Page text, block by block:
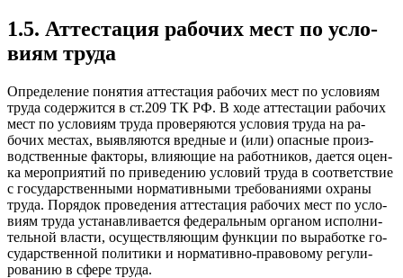
1.5. Ат­теста­ция ра­бочих мест по ус­ло­
ви­ям тру­да
Оп­ре­деле­ние по­нятия ат­теста­ция ра­бочих мест по ус­ло­ви­ям
тру­да со­дер­жится в ст.209 ТК РФ. В хо­де ат­теста­ции ра­бочих
мест по ус­ло­ви­ям тру­да про­веря­ют­ся ус­ло­вия тру­да на ра­
бочих мес­тах, вы­яв­ля­ют­ся вред­ные и (или) опас­ные про­из­
водс­твен­ные фак­то­ры, вли­яющие на ра­бот­ни­ков, да­ет­ся оцен­
ка ме­роп­ри­ятий по при­веде­нию ус­ло­вий тру­да в со­от­ветс­твие
с го­сударс­твен­ны­ми нор­ма­тив­ны­ми тре­бова­ни­ями ох­ра­ны
тру­да. По­рядок про­веде­ния ат­теста­ция ра­бочих мест по ус­ло­
ви­ям тру­да ус­та­нав­ли­ва­ет­ся фе­дераль­ным ор­га­ном ис­полни­
тель­ной влас­ти, осу­щест­вля­ющим фун­кции по вы­работ­ке го­
сударс­твен­ной по­лити­ки и нор­ма­тив­но-пра­вово­му ре­гули­
рова­нию в сфе­ре тру­да.